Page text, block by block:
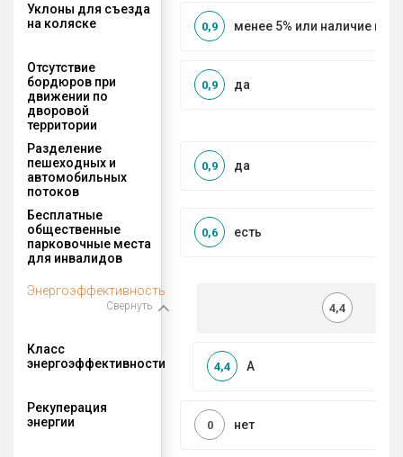
Уклоны для съезда
на коляске
менее 5% или наличие
0,9
Отсутствие
бордюров при
движении по
дворовой
территории
да
0,9
Разделение
пешеходных и
автомобильных
потоков
да
0,9
Бесплатные
общественные
парковочные места
для инвалидов
есть
0,6
Энергоэффективность
Свернуть 4,4
Класс
энергоэффективности
A
4,4
Рекуперация
энергии
нет
0